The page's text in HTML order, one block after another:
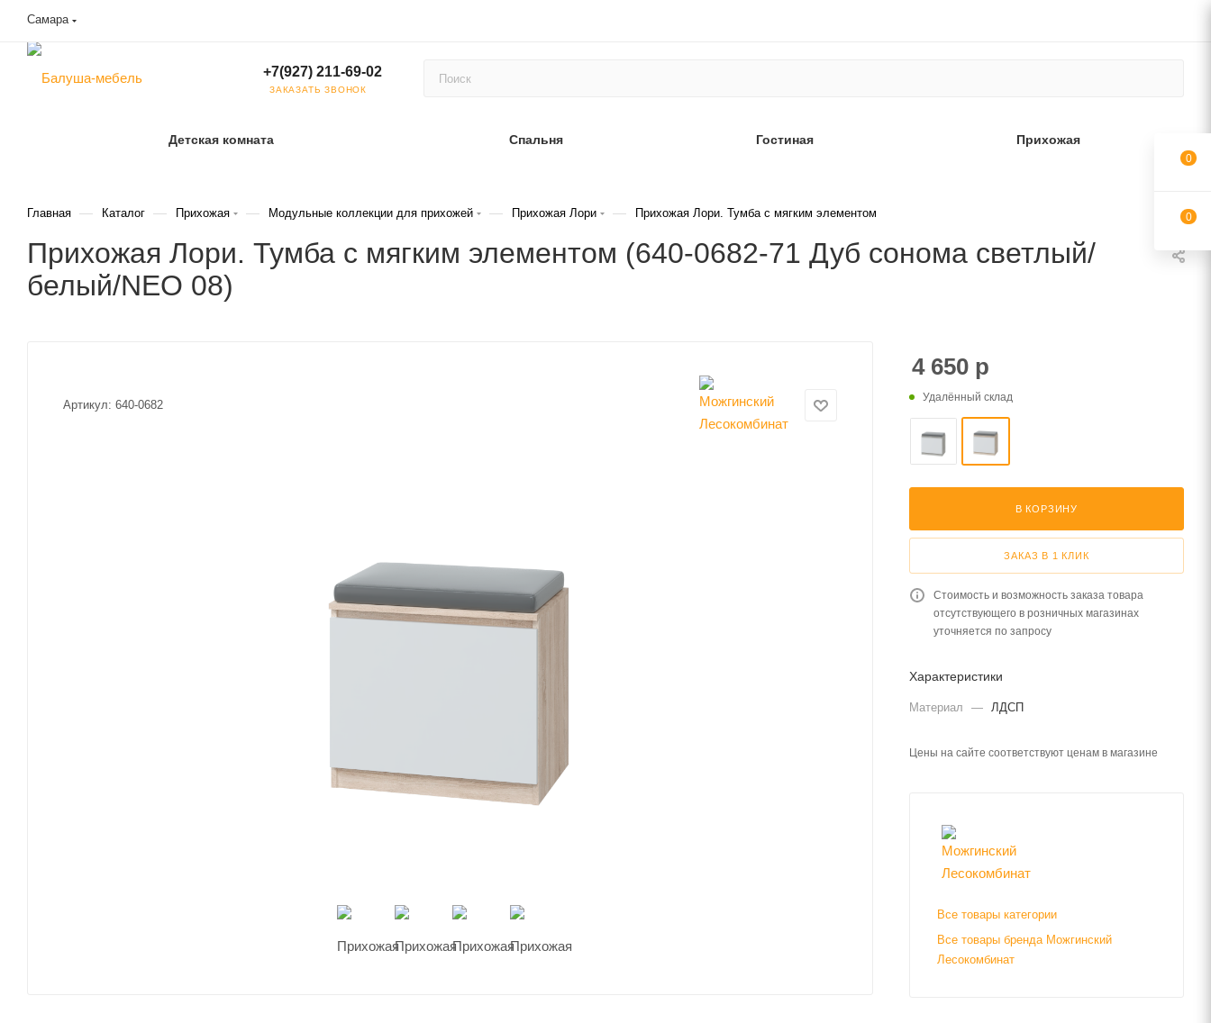
Самара
+7(927) 211-69-02
ЗАКАЗАТЬ ЗВОНОК
Детская комната Спальня Гостиная Прихожая
Главная — Каталог — Прихожая — Модульные коллекции для прихожей — Прихожая Лори — Прихожая Лори. Тумба с мягким элементом
Прихожая Лори. Тумба с мягким элементом (640-0682-71 Дуб сонома светлый/
белый/NEO 08)
Артикул: 640-0682
4 650 р
Удалённый склад
В КОРЗИНУ
ЗАКАЗ В 1 КЛИК
Стоимость и возможность заказа товара
отсутствующего в розничных магазинах
уточняется по запросу
Характеристики
Материал — ЛДСП
Цены на сайте соответствуют ценам в магазине
Все товары категории
Все товары бренда Можгинский
Лесокомбинат
0
0